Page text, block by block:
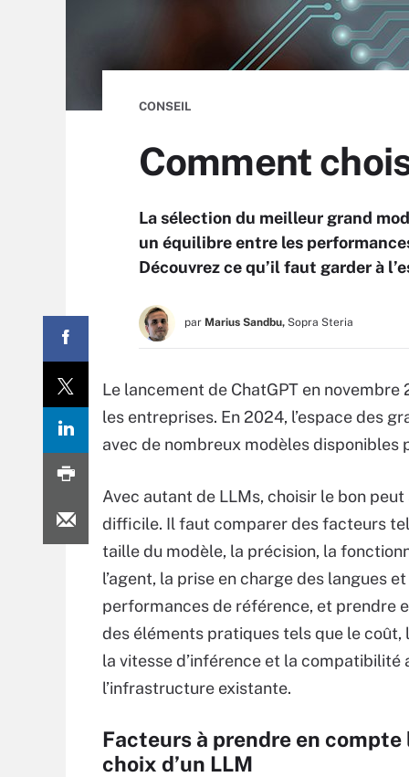
CONSEIL
Comment
La sélection du meilleur grand
un équilibre entre les
Découvrez ce qu’il faut garder à
par Marius Sandbu, Sopra Steria
Le lancement de ChatGPT en
les entreprises. En 2024, l’espace des
avec de nombreux modèles disponibles
Avec autant de LLMs, choisir le bon peut
difficile. Il faut comparer des facteurs
taille du modèle, la précision, la
l’agent, la prise en charge des langues
performances de référence, et prendre
des éléments pratiques tels que le coût,
la vitesse d’inférence et la compatibilité
l’infrastructure existante.
Facteurs à prendre en compte
choix d’un LLM